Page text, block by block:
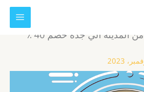
شركة نقل عفش من المدينة الي جدة خصم 40 ٪